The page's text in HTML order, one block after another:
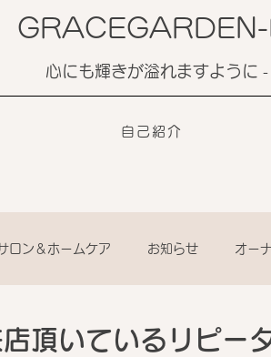
心にも輝きが溢れますように ​-
自己紹介
ロン＆ホームケア お知らせ オー
頂いているリピー